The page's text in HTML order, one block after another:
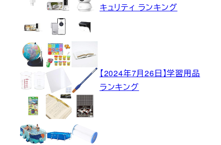
キュリティ ランキング
【2024年7月26日】学習用品
ランキング